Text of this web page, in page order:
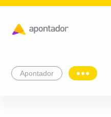
Apontador